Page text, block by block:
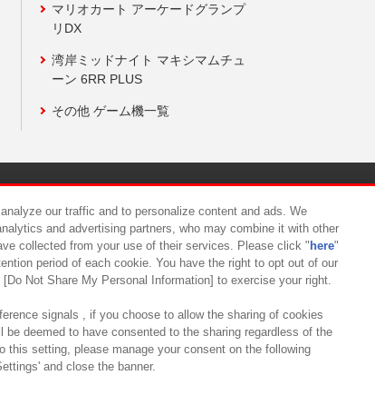
マリオカート アーケードグランプ
リDX
湾岸ミッドナイト マキシマムチュ
ーン 6RR PLUS
その他 ゲーム機一覧
食品のご提供について カスタマーハラスメント対応方針
our traffic and to personalize content and ads. We
and advertising partners, who may combine it with other
collected from your use of their services. Please click " here"
period of each cookie. You have the right to opt out of our
Not Share My Personal Information] to exercise your right.
signals , if you choose to allow the sharing of cookies
deemed to have consented to the sharing regardless of the
this setting, please manage your consent on the following
and close the banner.